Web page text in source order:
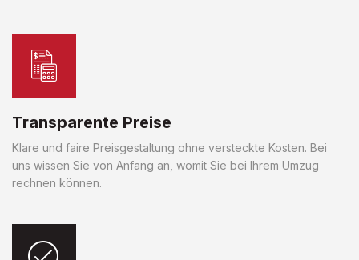
Transparente Preise
Klare und faire Preisgestaltung ohne versteckte Kosten. Bei
uns wissen Sie von Anfang an, womit Sie bei Ihrem Umzug
rechnen können.